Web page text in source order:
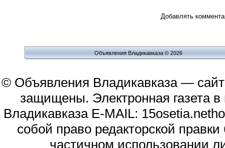
Добавлять
Объявления Владикавказа © 2026
© Объявления Владикавказа —
защищены. Электронная газета
Владикавказа E-MAIL:
собой право редакторской
частичном использовании